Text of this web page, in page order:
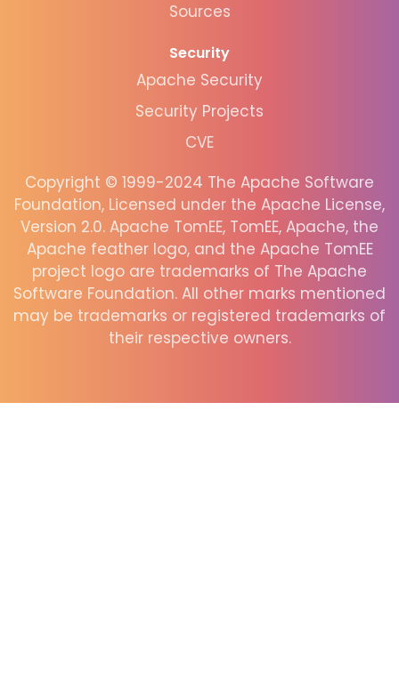
Sources
Security
Apache Security
Security Projects
CVE
Copyright © 1999-2024 The Apache Software
Foundation, Licensed under the Apache License,
Version 2.0. Apache TomEE, TomEE, Apache, the
Apache feather logo, and the Apache TomEE
project logo are trademarks of The Apache
Software Foundation. All other marks mentioned
may be trademarks or registered trademarks of
their respective owners.